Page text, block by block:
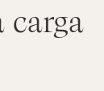
carga